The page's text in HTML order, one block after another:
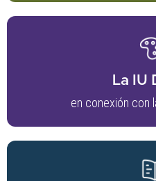
La IU
en conexión con